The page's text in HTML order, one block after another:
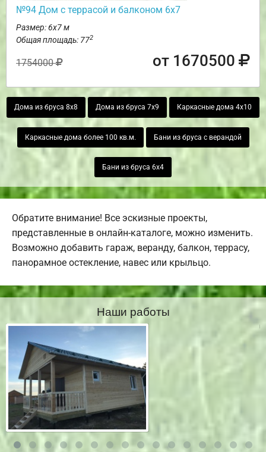
№94 Дом с террасой и балконом 6х7
Размер: 6х7 м
Общая площадь: 772
1754000 от 1670500
Дома из бруса 8х8 Дома из бруса 7х9 Каркасные дома 4х10
Каркасные дома более 100 кв.м. Бани из бруса с верандой
Бани из бруса 6х4
Обратите внимание! Все эскизные проекты,
представленные в онлайн-каталоге, можно изменить.
Возможно добавить гараж, веранду, балкон, террасу,
панорамное остекление, навес или крыльцо.
Наши работы